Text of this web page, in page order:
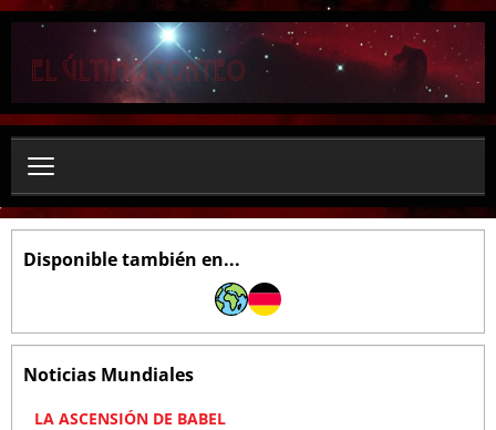
a
Disponible también en...
Noticias Mundiales
LA ASCENSIÓN DE BABEL